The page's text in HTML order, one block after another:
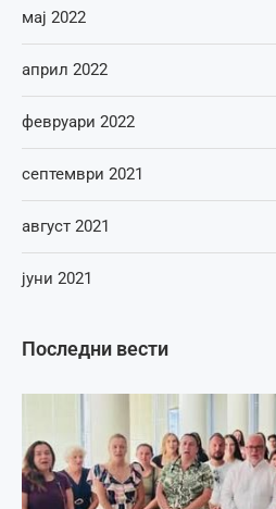
Последни вести
мај 2022
април 2022
февруари 2022
септември 2021
август 2021
јуни 2021